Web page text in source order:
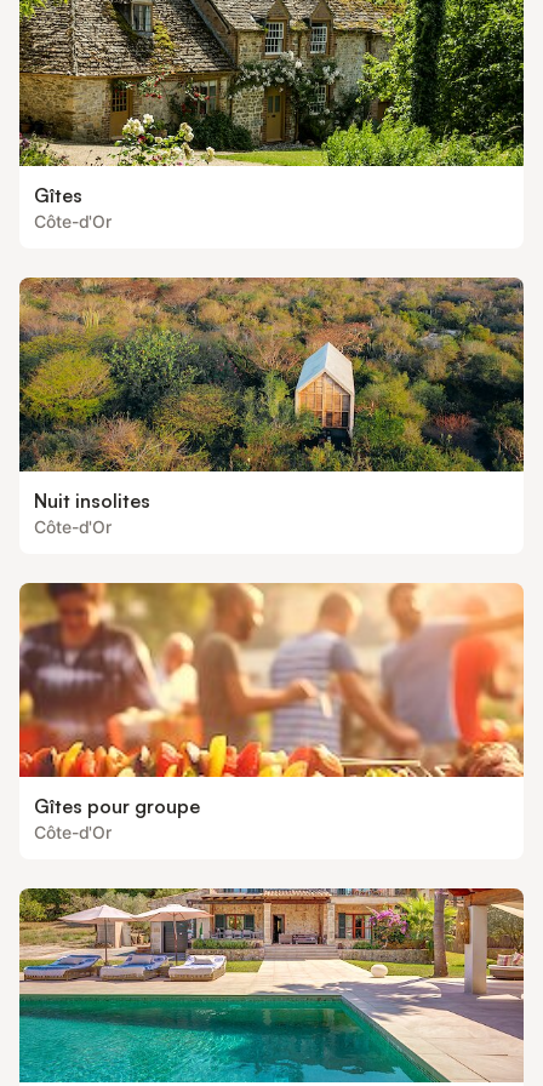
Gîtes
Côte-d'Or
Nuit insolites
Côte-d'Or
Gîtes pour groupe
Côte-d'Or